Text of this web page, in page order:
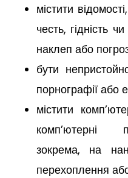
містити
честь, гідність
наклеп або
бути
порнографії або
містити
комп’ютерні
зокрема, на
перехоплення